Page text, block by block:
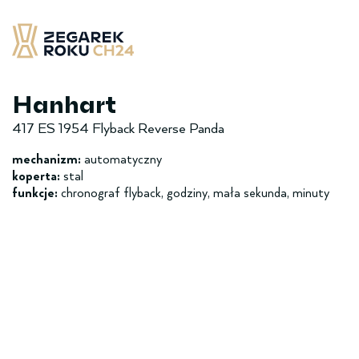
to
content
Hanhart
417 ES 1954 Flyback Reverse Panda
mechanizm: automatyczny
koperta: stal
funkcje: chronograf flyback, godziny, mała sekunda, minuty